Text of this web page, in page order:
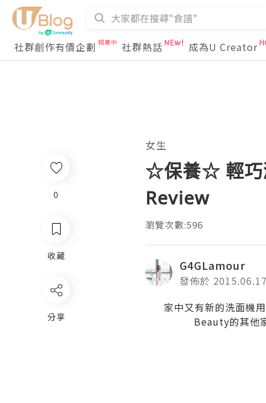
社群創作有價企劃
社群熱話 成為U Creator
0
收藏
分享
女生
☆保養☆ 輕巧
Review
瀏覽次數:596
G4GLamour
發佈於 2015.06.17
家中又有新的洗面機
Beauty的其他